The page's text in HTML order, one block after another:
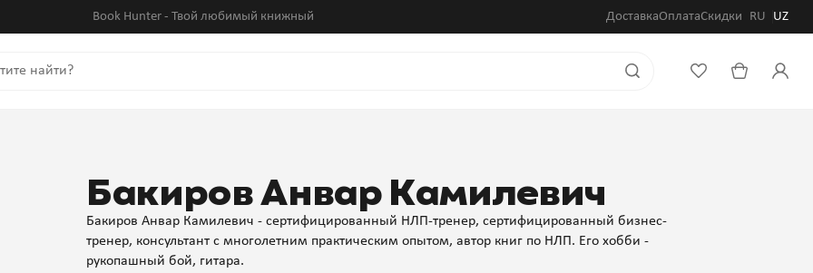
Book Hunter - Твой любимый книжный ДоставкаОплатаСкидки RU UZ
Бакиров Анвар Камилевич
Бакиров Анвар Камилевич - сертифицированный НЛП-тренер, сертифицированный бизнес-
тренер, консультант с многолетним практическим опытом, автор книг по НЛП. Его хобби -
рукопашный бой, гитара.